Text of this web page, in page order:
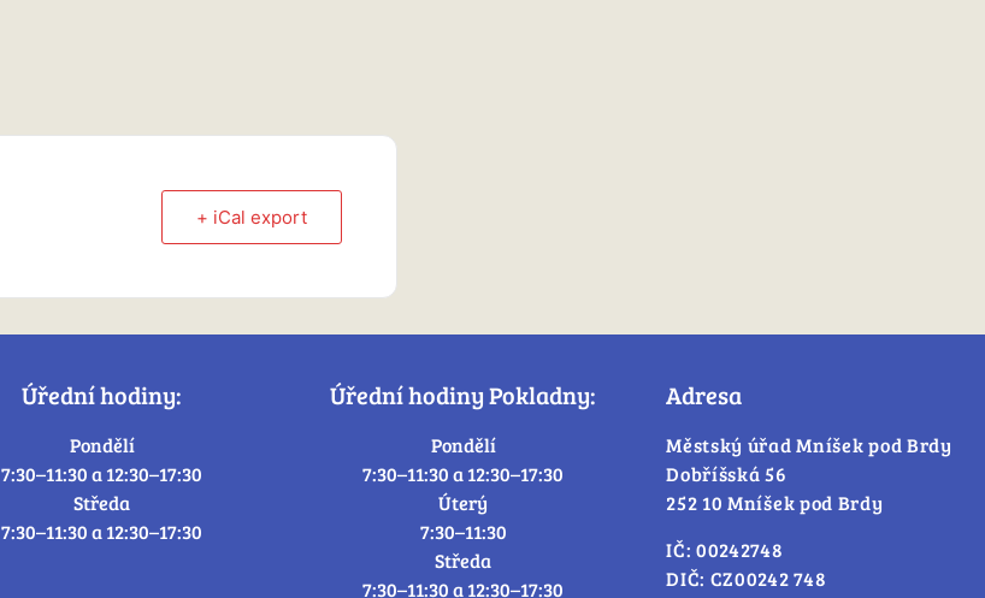
+ iCal export
Úřední hodiny:
Pondělí
7:30–11:30 a 12:30–17:30
Středa
7:30–11:30 a 12:30–17:30
Úřední hodiny Pokladny:
Pondělí
7:30–11:30 a 12:30–17:30
Úterý
7:30–11:30
Středa
7:30–11:30 a 12:30–17:30
Adresa
Městský úřad Mníšek pod Brdy
Dobříšská 56
252 10 Mníšek pod Brdy
IČ: 00242748
DIČ: CZ00242 748